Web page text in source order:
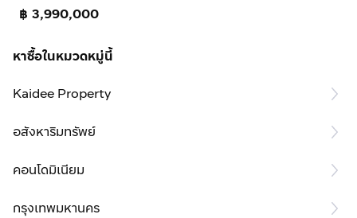
฿ 3,990,000
หาซื้อในหมวดหมู่นี้
Kaidee Property
อสังหาริมทรัพย์
คอนโดมิเนียม
กรุงเทพมหานคร